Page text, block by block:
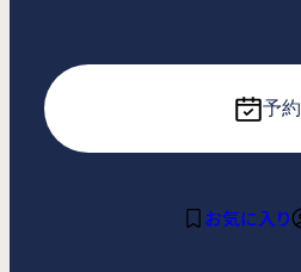
予約
お気に入り